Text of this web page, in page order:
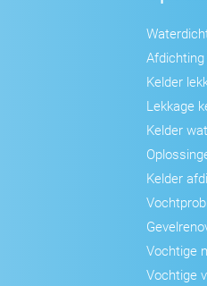
Kelder
Lekkage
Kelder
Kelder
Vochtige
Vochtige